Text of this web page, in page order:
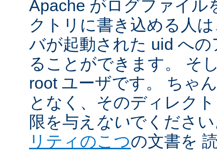
Apache がログファイル
クトリに書き込める人
バが起動された uid へ
ることができます。 そ
root ユーザです。 ちゃ
となく、そのディレク
限を与え ないでくださ
リティのこつの文書を